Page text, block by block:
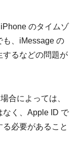
のタイムゾ
も、iMessage の
するなどの問題が
合によっては、
なく、Apple ID で
必要があること